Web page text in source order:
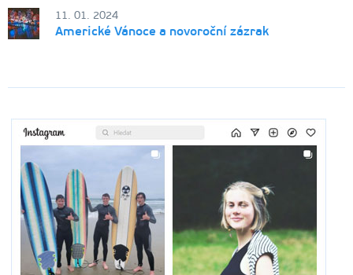
11. 01. 2024
Americké Vánoce a novoroční zázrak